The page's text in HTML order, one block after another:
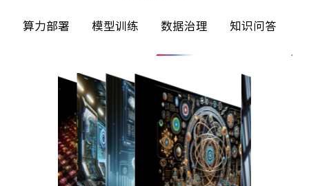
算力部署 模型训练 数据治理 知识问答